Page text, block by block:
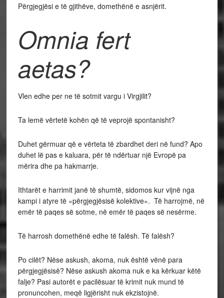
Përgjegjësi e të gjithëve, domethënë e asnjërit.
Omnia fert
aetas?
Vlen edhe per ne të sotmit vargu i Virgjilit?
Ta lemë vërtetë kohën që të veprojë spontanisht?
Duhet gërmuar që e vërteta të zbardhet deri në fund? Apo
duhet lë pas e kaluara, për të ndërtuar një Evropë pa
mërira dhe pa hakmarrje.
Ithtarët e harrimit janë të shumtë, sidomos kur vijnë nga
kampi i atyre të «përgjegjësisë kolektive». Të harrojmë, në
emër të paqes së sotme, në emër të paqes së nesërme.
Të harrosh domethënë edhe të falësh. Të falësh?
Po cilët? Nëse askush, akoma, nuk është vënë para
përgjegjësisë? Nëse askush akoma nuk e ka kërkuar këtë
falje? Pasi autorët e pacilësuar të krimit nuk mund të
pronuncohen, meqë ligjërisht nuk ekzistojnë.